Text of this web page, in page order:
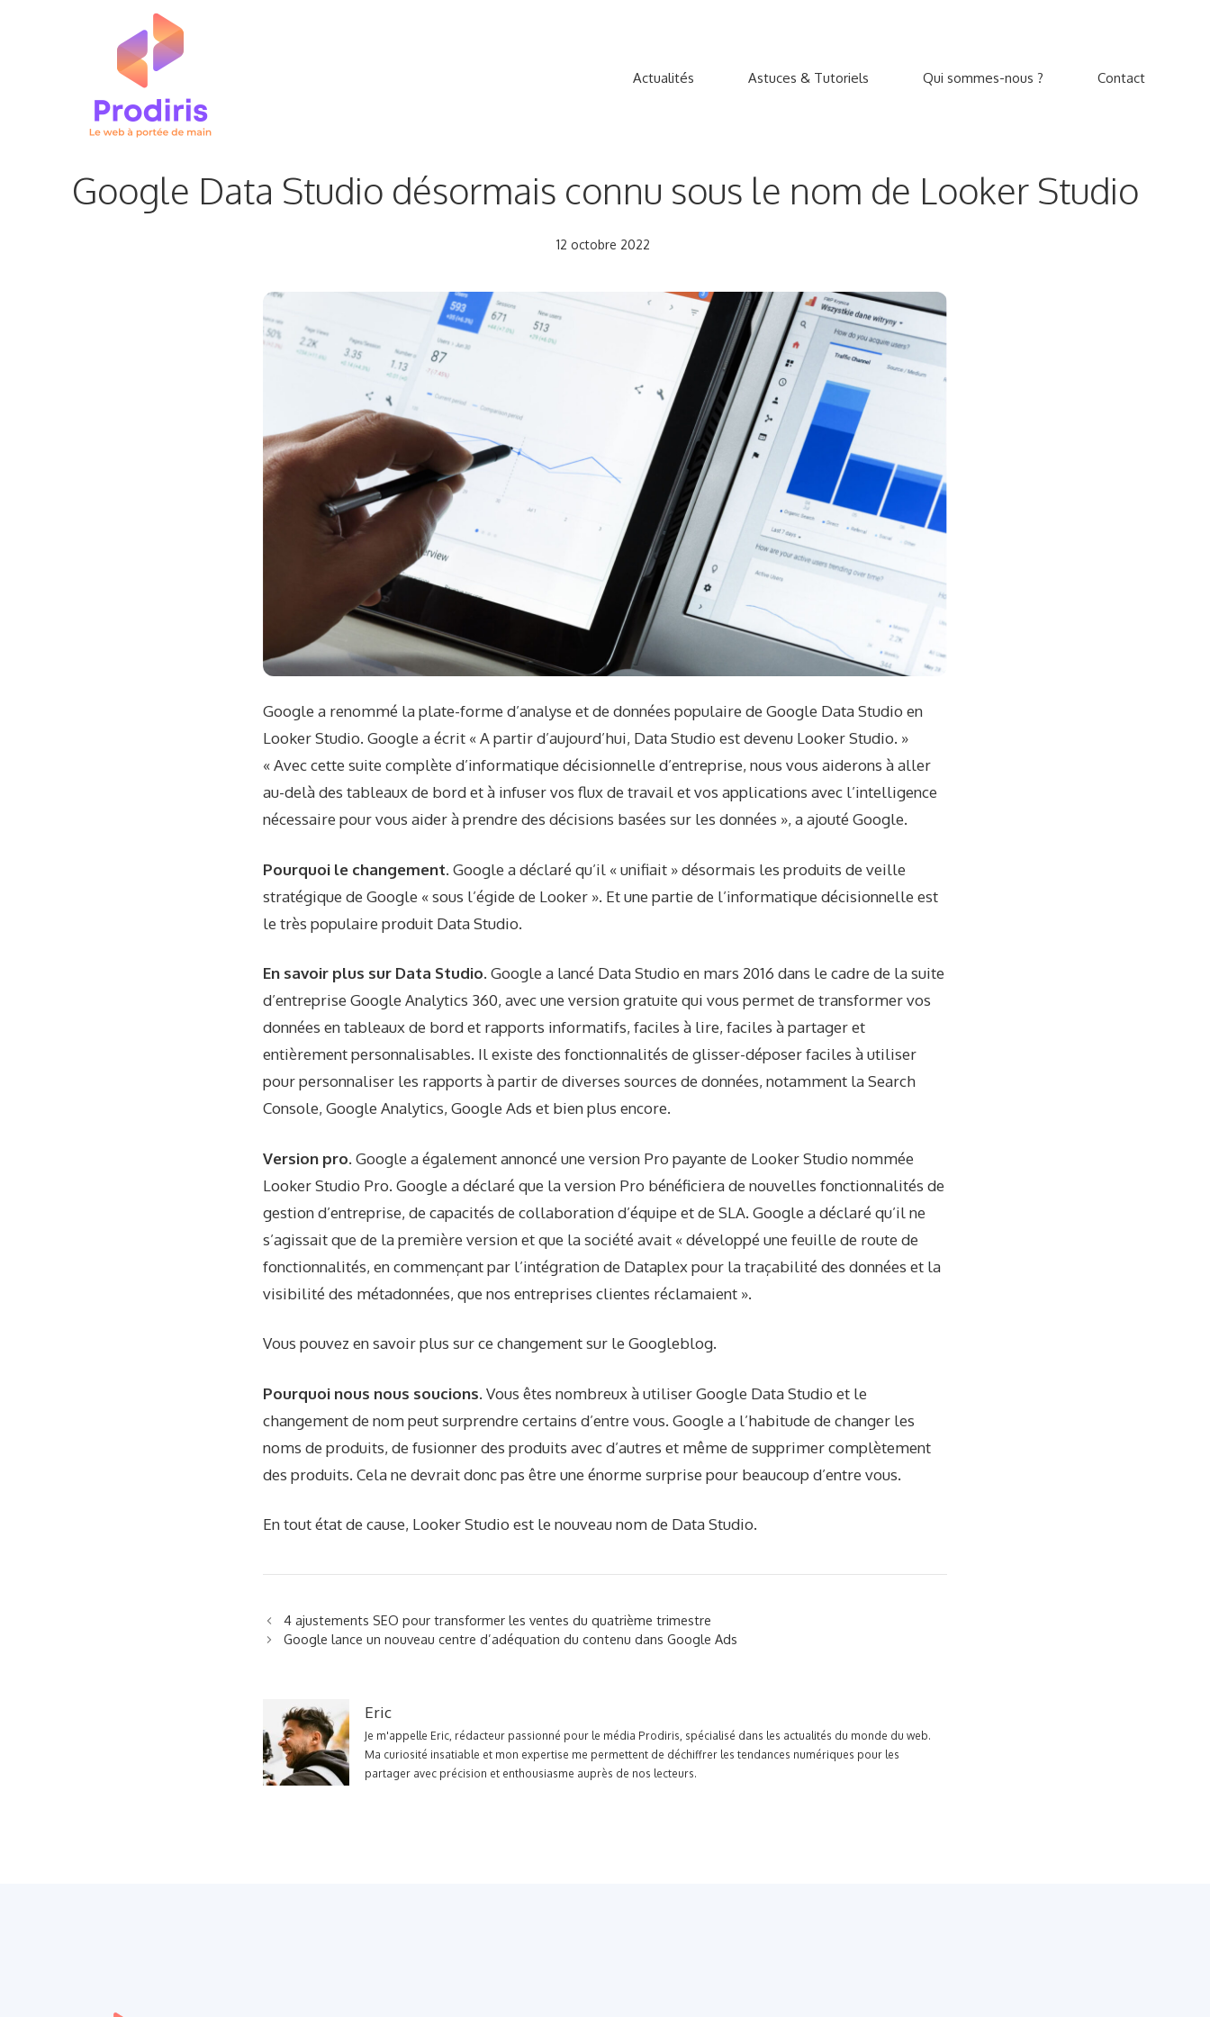
Actualités Astuces & Tutoriels Qui sommes-nous ? Contact
Google Data Studio désormais connu sous le nom de Looker Studio
12 octobre 2022
Google a renommé la plate-forme d’analyse et de données populaire de Google Data Studio en
Looker Studio. Google a écrit « A partir d’aujourd’hui, Data Studio est devenu Looker Studio. »
« Avec cette suite complète d’informatique décisionnelle d’entreprise, nous vous aiderons à aller
au-delà des tableaux de bord et à infuser vos flux de travail et vos applications avec l’intelligence
nécessaire pour vous aider à prendre des décisions basées sur les données », a ajouté Google.
Pourquoi le changement. Google a déclaré qu’il « unifiait » désormais les produits de veille
stratégique de Google « sous l’égide de Looker ». Et une partie de l’informatique décisionnelle est
le très populaire produit Data Studio.
En savoir plus sur Data Studio. Google a lancé Data Studio en mars 2016 dans le cadre de la suite
d’entreprise Google Analytics 360, avec une version gratuite qui vous permet de transformer vos
données en tableaux de bord et rapports informatifs, faciles à lire, faciles à partager et
entièrement personnalisables. Il existe des fonctionnalités de glisser-déposer faciles à utiliser
pour personnaliser les rapports à partir de diverses sources de données, notamment la Search
Console, Google Analytics, Google Ads et bien plus encore.
Version pro. Google a également annoncé une version Pro payante de Looker Studio nommée
Looker Studio Pro. Google a déclaré que la version Pro bénéficiera de nouvelles fonctionnalités de
gestion d’entreprise, de capacités de collaboration d’équipe et de SLA. Google a déclaré qu’il ne
s’agissait que de la première version et que la société avait « développé une feuille de route de
fonctionnalités, en commençant par l’intégration de Dataplex pour la traçabilité des données et la
visibilité des métadonnées, que nos entreprises clientes réclamaient ».
Vous pouvez en savoir plus sur ce changement sur le Googleblog.
Pourquoi nous nous soucions. Vous êtes nombreux à utiliser Google Data Studio et le
changement de nom peut surprendre certains d’entre vous. Google a l’habitude de changer les
noms de produits, de fusionner des produits avec d’autres et même de supprimer complètement
des produits. Cela ne devrait donc pas être une énorme surprise pour beaucoup d’entre vous.
En tout état de cause, Looker Studio est le nouveau nom de Data Studio.
4 ajustements SEO pour transformer les ventes du quatrième trimestre
Google lance un nouveau centre d’adéquation du contenu dans Google Ads
Eric
Je m'appelle Eric, rédacteur passionné pour le média Prodiris, spécialisé dans les actualités du monde du web.
Ma curiosité insatiable et mon expertise me permettent de déchiffrer les tendances numériques pour les
partager avec précision et enthousiasme auprès de nos lecteurs.